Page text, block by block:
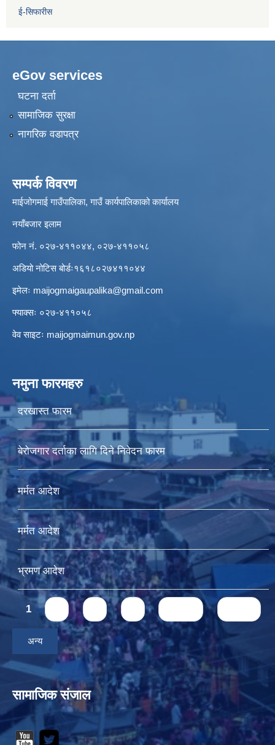
ई-सिफारीस
eGov services
घटना दर्ता
सामाजिक सुरक्षा
नागरिक वडापत्र
सम्पर्क विवरण
माईजोगमाई गाउँपालिका, गाउँ कार्यपालिकाको कार्यालय
नयाँबजार इलाम
फोन नं. ०२७-४११०४४, ०२७-४११०५८
अडियो नोटिस बोर्डः१६१८०२७४११०४४
इमेलः maijogmaigaupalika@gmail.com
फ्याक्सः ०२७-४११०५८
वेव साइटः maijogmaimun.gov.np
नमुना फारमहरु
दरखास्त फारम
बेरोजगार दर्ताका लागि दिने निवेदन फारम
मर्मत आदेश
मर्मत आदेश
भ्रमण आदेश
Pages
1
अन्य
सामाजिक संजाल